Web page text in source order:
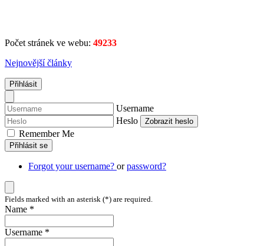
Počet stránek ve webu: 49233
Nejnovější články
Přihlásit
Username
Heslo
Zobrazit heslo
Remember Me
Přihlásit se
Forgot your username? orpassword?
Fields marked with an asterisk (*) are required.
Name *
Username *